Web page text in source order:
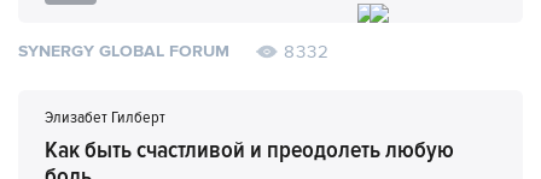
SYNERGY GLOBAL FORUM 8332
Элизабет Гилберт
Как быть счастливой и преодолеть любую